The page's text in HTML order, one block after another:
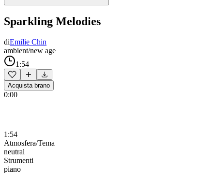
Sparkling Melodies
diEmilie Chin
ambient/new age
1:54
Acquista brano
0:00
1:54
Atmosfera/Tema
neutral
Strumenti
piano